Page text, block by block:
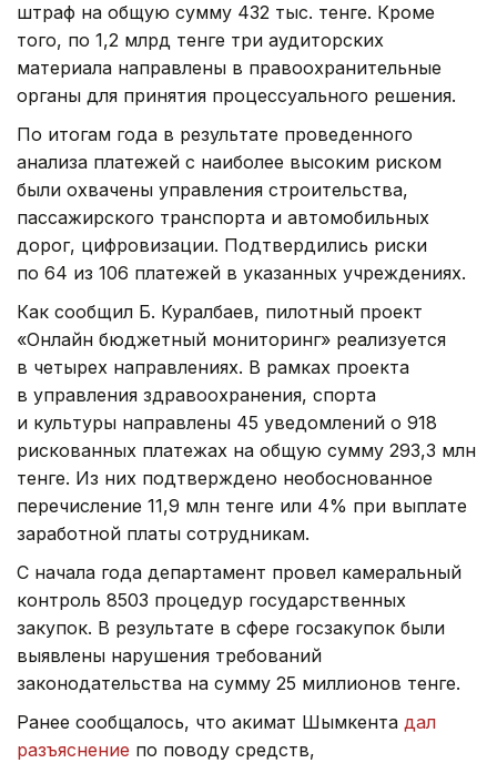
штраф на общую сумму 432 тыс. тенге. Кроме
того, по 1,2 млрд тенге три аудиторских
материала направлены в правоохранительные
органы для принятия процессуального решения.
По итогам года в результате проведенного
анализа платежей с наиболее высоким риском
были охвачены управления строительства,
пассажирского транспорта и автомобильных
дорог, цифровизации. Подтвердились риски
по 64 из 106 платежей в указанных учреждениях.
Как сообщил Б. Куралбаев, пилотный проект
«Онлайн бюджетный мониторинг» реализуется
в четырех направлениях. В рамках проекта
в управления здравоохранения, спорта
и культуры направлены 45 уведомлений о 918
рискованных платежах на общую сумму 293,3 млн
тенге. Из них подтверждено необоснованное
перечисление 11,9 млн тенге или 4% при выплате
заработной платы сотрудникам.
С начала года департамент провел камеральный
контроль 8503 процедур государственных
закупок. В результате в сфере госзакупок были
выявлены нарушения требований
законодательства на сумму 25 миллионов тенге.
Ранее сообщалось, что акимат Шымкента дал
разъяснение по поводу средств,